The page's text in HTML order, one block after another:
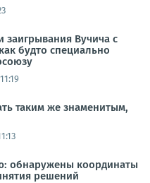
заигрывания Вучича с
будто специально
таким же знаменитым,
обнаружены координаты
решений